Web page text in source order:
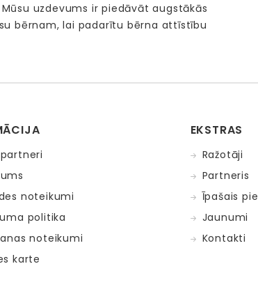
uzdevums ir piedāvāt augstākās
bērnam, lai padarītu bērna attīstību
noteikumi
politika
noteikumi
karte
EKSTRAS
Ražotāji
Partneris
Īpašais
Jaunumi
Kontakti